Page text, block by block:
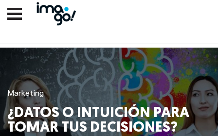
Marketing
¿DATOS O INTUICIÓN PARA
TOMAR TUS DECISIONES?